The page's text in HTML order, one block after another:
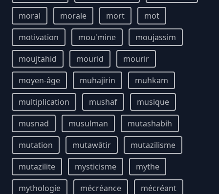
moral
morale mort
mot
motivation
mou'mine
moujassim
moujtahid
mourid
mourir
moyen-âge
muhajirin
muhkam
multiplication
mushaf
musique
musnad
musulman
mutashabih
mutation
mutawātir
mutazilisme
mutazilite
mysticisme
mythe
mythologie
mécréance
mécréant